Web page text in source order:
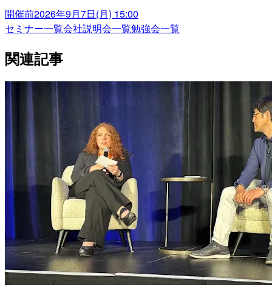
開催前2026年9月7日(月) 15:00
セミナー一覧会社説明会一覧勉強会一覧
関連記事